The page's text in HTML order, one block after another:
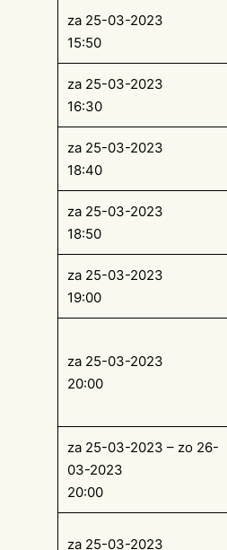
za 25-03-2023
15:50
za 25-03-2023
16:30
za 25-03-2023
18:40
za 25-03-2023
18:50
za 25-03-2023
19:00
za 25-03-2023
20:00
za 25-03-2023 – zo 26-
03-2023
20:00
za 25-03-2023